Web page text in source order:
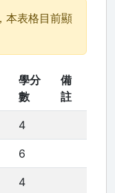
本表格目前顯
學分
數
備
註
4
6
4